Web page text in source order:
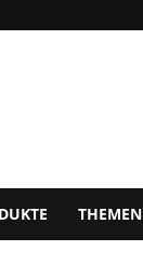
THEMEN